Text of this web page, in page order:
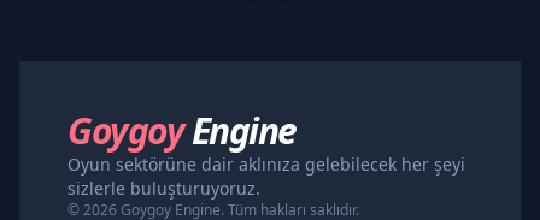
GoygoyEngine
Oyun sektörüne dair aklınıza gelebilecek her şeyi
sizlerle buluşturuyoruz.
© 2026 Goygoy Engine. Tüm hakları saklıdır.